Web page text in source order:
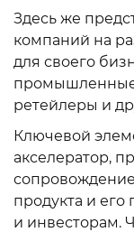
Здесь же
компаний на
для своего
промышленные
ретейлеры и
Ключевой
акселератор,
продукта и
и инвесторам.